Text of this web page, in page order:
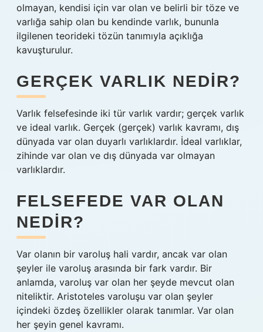
olmayan, kendisi için var olan ve belirli bir töze ve
varlığa sahip olan bu kendinde varlık, bununla
ilgilenen teorideki tözün tanımıyla açıklığa
kavuşturulur.
GERÇEK VARLIK NEDIR?
Varlık felsefesinde iki tür varlık vardır; gerçek varlık
ve ideal varlık. Gerçek (gerçek) varlık kavramı, dış
dünyada var olan duyarlı varlıklardır. İdeal varlıklar,
zihinde var olan ve dış dünyada var olmayan
varlıklardır.
FELSEFEDE VAR OLAN
NEDIR?
Var olanın bir varoluş hali vardır, ancak var olan
şeyler ile varoluş arasında bir fark vardır. Bir
anlamda, varoluş var olan her şeyde mevcut olan
niteliktir. Aristoteles varoluşu var olan şeyler
içindeki özdeş özellikler olarak tanımlar. Var olan
her şeyin genel kavramı.